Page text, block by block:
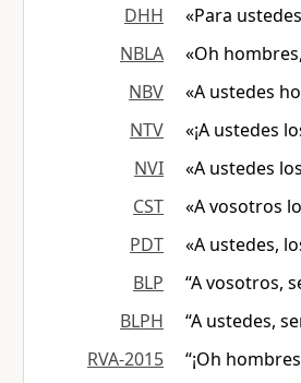
DHH
«Para
NBLA
«Oh
NBV
«A ustedes
NTV
«¡A ustedes
NVI
«A ustedes
CST
«A vosotros
PDT
«A ustedes,
BLP
“A vosotros,
BLPH
“A ustedes,
RVA-2015
“¡Oh